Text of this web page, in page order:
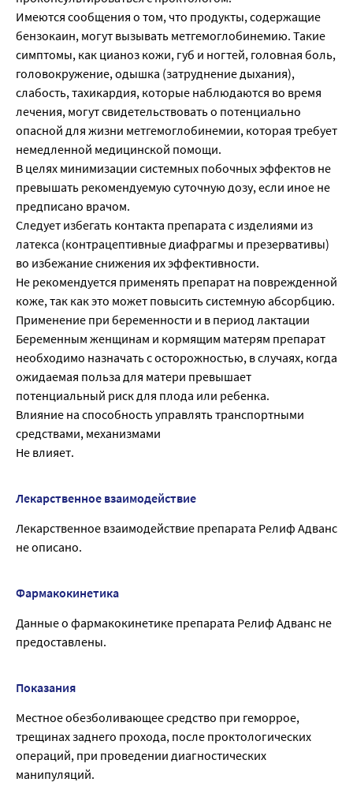
Имеются сообщения о том, что продукты, содержащие
бензокаин, могут вызывать метгемоглобинемию. Такие
симптомы, как цианоз кожи, губ и ногтей, головная боль,
головокружение, одышка (затруднение дыхания),
слабость, тахикардия, которые наблюдаются во время
лечения, могут свидетельствовать о потенциально
опасной для жизни метгемоглобинемии, которая требует
немедленной медицинской помощи.
В целях минимизации системных побочных эффектов не
превышать рекомендуемую суточную дозу, если иное не
предписано врачом.
Следует избегать контакта препарата с изделиями из
латекса (контрацептивные диафрагмы и презервативы)
во избежание снижения их эффективности.
Не рекомендуется применять препарат на поврежденной
коже, так как это может повысить системную абсорбцию.
Применение при беременности и в период лактации
Беременным женщинам и кормящим матерям препарат
необходимо назначать с осторожностью, в случаях, когда
ожидаемая польза для матери превышает
потенциальный риск для плода или ребенка.
Влияние на способность управлять транспортными
средствами, механизмами
Не влияет.
Лекарственное взаимодействие
Лекарственное взаимодействие препарата Релиф Адванс
не описано.
Фармакокинетика
Данные о фармакокинетике препарата Релиф Адванс не
предоставлены.
Показания
Местное обезболивающее средство при геморрое,
трещинах заднего прохода, после проктологических
операций, при проведении диагностических
манипуляций.